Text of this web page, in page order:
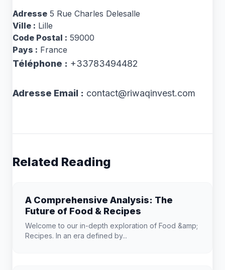
Adresse 5 Rue Charles Delesalle
Ville : Lille
Code Postal : 59000
Pays : France
Téléphone : +33783494482
Adresse Email : contact@riwaqinvest.com
Related Reading
A Comprehensive Analysis: The
Future of Food & Recipes
Welcome to our in-depth exploration of Food &amp;
Recipes. In an era defined by...